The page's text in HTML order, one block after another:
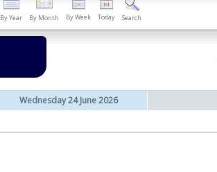
By Year By Month By Week Today Search
Wednesday 24 June 2026